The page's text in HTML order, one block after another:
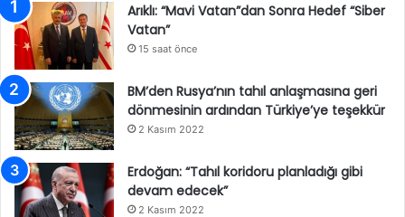
Arıklı: “Mavi Vatan”dan Sonra Hedef “Siber
Vatan”
15 saat önce
BM’den Rusya’nın tahıl anlaşmasına geri
dönmesinin ardından Türkiye’ye teşekkür
2 Kasım 2022
Erdoğan: “Tahıl koridoru planladığı gibi
devam edecek”
2 Kasım 2022